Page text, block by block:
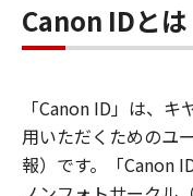
Canon IDとは
「Canon ID」は、
用いただくためのユ
報）です。「Canon